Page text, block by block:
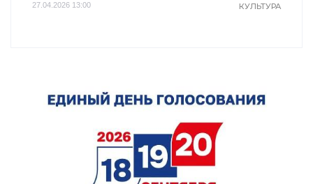
27.04.2026 13:00 КУЛЬТУРА